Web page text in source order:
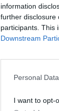
information
further disclosure
participants. This
Downstream
Personal
I want to opt-